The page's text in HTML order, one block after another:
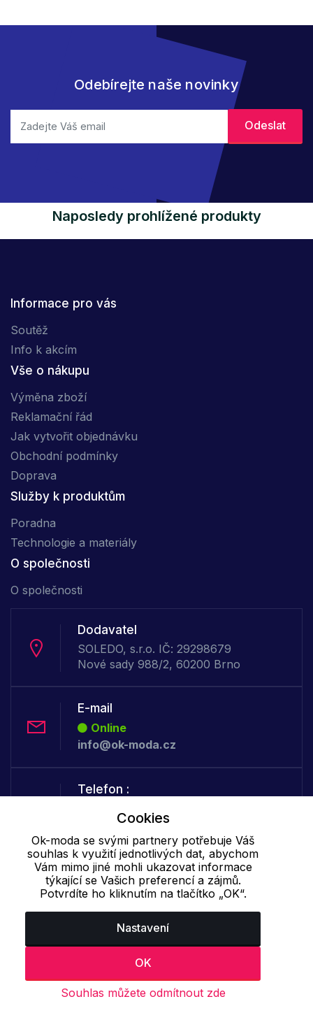
Odebírejte naše novinky
Naposledy prohlížené produkty
Informace pro vás
Soutěž
Info k akcím
Vše o nákupu
Výměna zboží
Reklamační řád
Jak vytvořit objednávku
Obchodní podmínky
Doprava
Služby k produktům
Poradna
Technologie a materiály
O společnosti
O společnosti
Dodavatel
SOLEDO, s.r.o. IČ: 29298679
Nové sady 988/2, 60200 Brno
E-mail
Online
info@ok-moda.cz
Telefon :
+420 702 000 160
Cookie - podrobné nastavení| Další informace|Ochrana osobních
Cookies
Ok-moda se svými partnery potřebuje Váš
souhlas k využití jednotlivých dat, abychom
Vám mimo jiné mohli ukazovat informace
týkající se Vašich preferencí a zájmů.
Potvrdíte ho kliknutím na tlačítko „OK“.
Nastavení
OK
Souhlas můžete odmítnout zde